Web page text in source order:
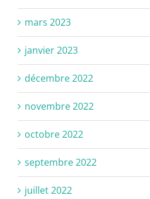
mars 2023
janvier 2023
décembre 2022
novembre 2022
octobre 2022
septembre 2022
juillet 2022